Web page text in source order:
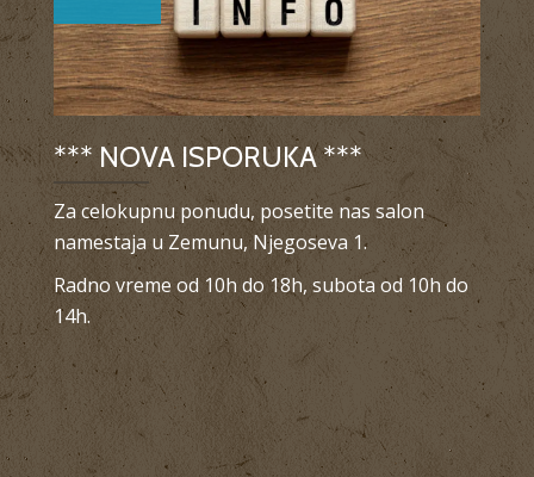
*** NOVA ISPORUKA ***
Za celokupnu ponudu, posetite nas salon
namestaja u Zemunu, Njegoseva 1.
Radno vreme od 10h do 18h, subota od 10h do
14h.